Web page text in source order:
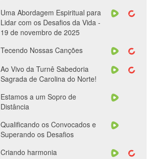
Uma Abordagem Espiritual para
Lidar com os Desafios da Vida -
19 de novembro de 2025
Tecendo Nossas Canções
Ao Vivo da Turnê Sabedoria
Sagrada de Carolina do Norte!
Estamos a um Sopro de
Distância
Qualificando os Convocados e
Superando os Desafios
Criando harmonia